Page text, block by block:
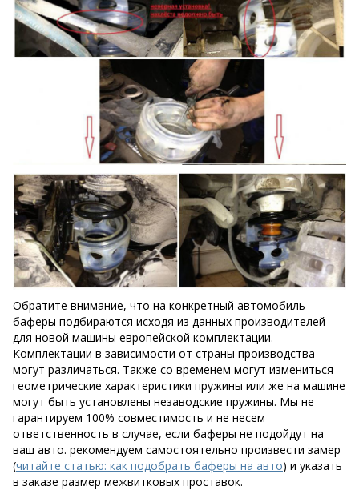
Обратите внимание, что на конкретный автомобиль
баферы подбираются исходя из данных производителей
для новой машины европейской комплектации.
Комплектации в зависимости от страны производства
могут различаться. Также со временем могут измениться
геометрические характеристики пружины или же на машине
могут быть установлены незаводские пружины. Мы не
гарантируем 100% совместимость и не несем
ответственность в случае, если баферы не подойдут на
ваш авто. рекомендуем самостоятельно произвести замер
(читайте статью: как подобрать баферы на авто) и указать
в заказе размер межвитковых проставок.